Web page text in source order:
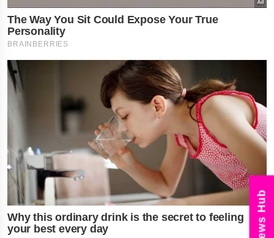
News Hub